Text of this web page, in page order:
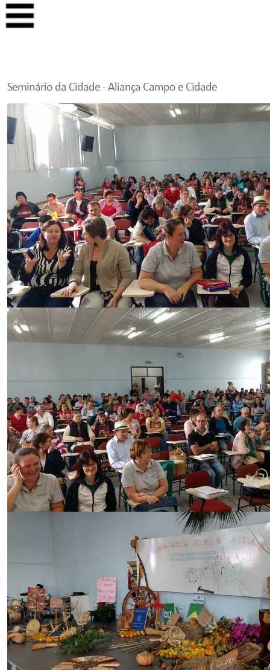
Seminário da Cidade - Aliança Campo e Cidade